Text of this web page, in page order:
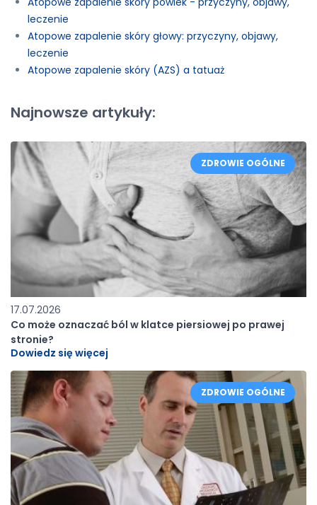
leczenie
Atopowe zapalenie skóry głowy: przyczyny, objawy,
leczenie
Atopowe zapalenie skóry (AZS) a tatuaż
Najnowsze artykuły:
17.07.2026
Co może oznaczać ból w klatce piersiowej po prawej
stronie?
Dowiedz się więcej
ZDROWIE OGÓLNE
ZDROWIE OGÓLNE